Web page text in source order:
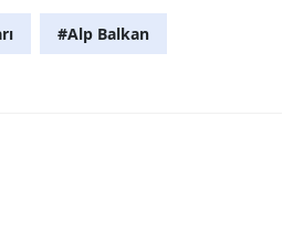
#Alp Balkan